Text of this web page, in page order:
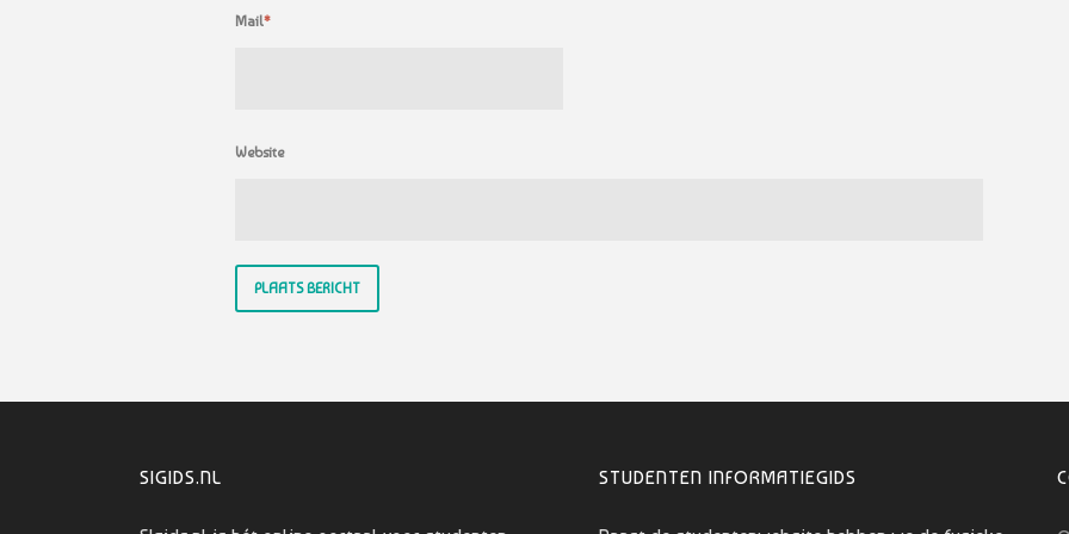
Mail*
Website
SIGIDS.NL STUDENTEN INFORMATIEGIDS